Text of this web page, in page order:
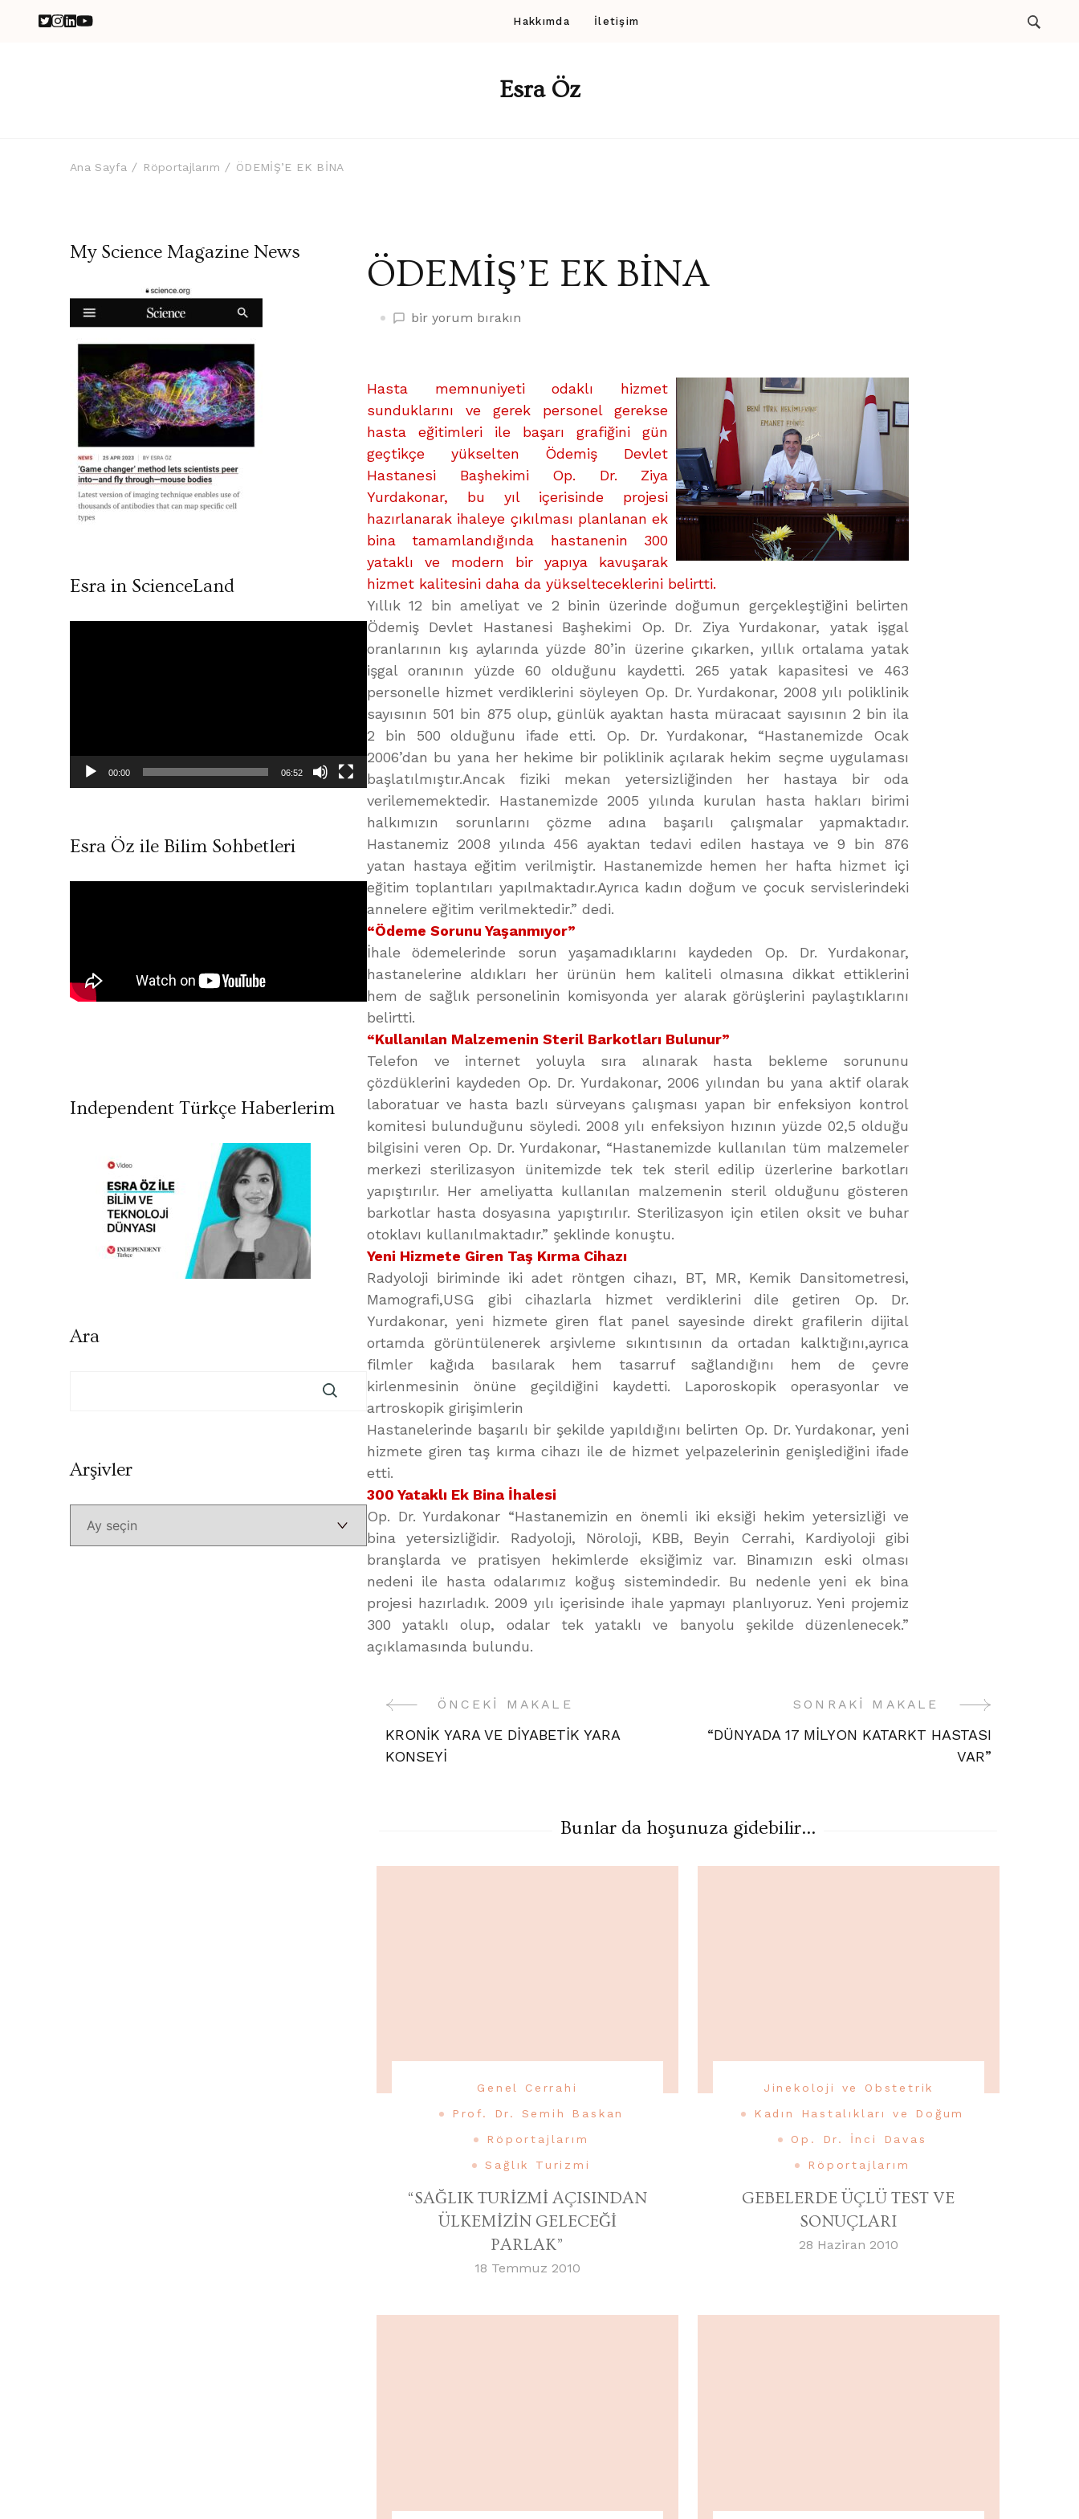
Hakkımda İletişim
Esra Öz
Ana Sayfa Röportajlarım ÖDEMİŞ’E EK BİNA
ÖDEMİŞ’E EK BİNA
ÖDEMİŞ’E
bir yorum bırakın
Hasta memnuniyeti odaklı hizmet
sunduklarını ve gerek personel gerekse
hasta eğitimleri ile başarı grafiğini gün
geçtikçe yükselten Ödemiş Devlet
Hastanesi Başhekimi Op. Dr. Ziya
Yurdakonar, bu yıl içerisinde projesi
hazırlanarak ihaleye çıkılması planlanan ek
bina tamamlandığında hastanenin 300
yataklı ve modern bir yapıya kavuşarak
hizmet kalitesini daha da yükselteceklerini belirtti.
Yıllık 12 bin ameliyat ve 2 binin üzerinde doğumun gerçekleştiğini belirten
Ödemiş Devlet Hastanesi Başhekimi Op. Dr. Ziya Yurdakonar, yatak işgal
oranlarının kış aylarında yüzde 80’in üzerine çıkarken, yıllık ortalama yatak
işgal oranının yüzde 60 olduğunu kaydetti. 265 yatak kapasitesi ve 463
personelle hizmet verdiklerini söyleyen Op. Dr. Yurdakonar, 2008 yılı poliklinik
sayısının 501 bin 875 olup, günlük ayaktan hasta müracaat sayısının 2 bin ila
2 bin 500 olduğunu ifade etti. Op. Dr. Yurdakonar, “Hastanemizde Ocak
2006’dan bu yana her hekime bir poliklinik açılarak hekim seçme uygulaması
başlatılmıştır.Ancak fiziki mekan yetersizliğinden her hastaya bir oda
verilememektedir. Hastanemizde 2005 yılında kurulan hasta hakları birimi
halkımızın sorunlarını çözme adına başarılı çalışmalar yapmaktadır.
Hastanemiz 2008 yılında 456 ayaktan tedavi edilen hastaya ve 9 bin 876
yatan hastaya eğitim verilmiştir. Hastanemizde hemen her hafta hizmet içi
eğitim toplantıları yapılmaktadır.Ayrıca kadın doğum ve çocuk servislerindeki
annelere eğitim verilmektedir.” dedi.
“Ödeme Sorunu Yaşanmıyor”
İhale ödemelerinde sorun yaşamadıklarını kaydeden Op. Dr. Yurdakonar,
hastanelerine aldıkları her ürünün hem kaliteli olmasına dikkat ettiklerini
hem de sağlık personelinin komisyonda yer alarak görüşlerini paylaştıklarını
belirtti.
“Kullanılan Malzemenin Steril Barkotları Bulunur”
Telefon ve internet yoluyla sıra alınarak hasta bekleme sorununu
çözdüklerini kaydeden Op. Dr. Yurdakonar, 2006 yılından bu yana aktif olarak
laboratuar ve hasta bazlı sürveyans çalışması yapan bir enfeksiyon kontrol
komitesi bulunduğunu söyledi. 2008 yılı enfeksiyon hızının yüzde 02,5 olduğu
bilgisini veren Op. Dr. Yurdakonar, “Hastanemizde kullanılan tüm malzemeler
merkezi sterilizasyon ünitemizde tek tek steril edilip üzerlerine barkotları
yapıştırılır. Her ameliyatta kullanılan malzemenin steril olduğunu gösteren
barkotlar hasta dosyasına yapıştırılır. Sterilizasyon için etilen oksit ve buhar
otoklavı kullanılmaktadır.” şeklinde konuştu.
Yeni Hizmete Giren Taş Kırma Cihazı
Radyoloji biriminde iki adet röntgen cihazı, BT, MR, Kemik Dansitometresi,
Mamografi,USG gibi cihazlarla hizmet verdiklerini dile getiren Op. Dr.
Yurdakonar, yeni hizmete giren flat panel sayesinde direkt grafilerin dijital
ortamda görüntülenerek arşivleme sıkıntısının da ortadan kalktığını,ayrıca
filmler kağıda basılarak hem tasarruf sağlandığını hem de çevre
kirlenmesinin önüne geçildiğini kaydetti. Laporoskopik operasyonlar ve
artroskopik girişimlerin
Hastanelerinde başarılı bir şekilde yapıldığını belirten Op. Dr. Yurdakonar, yeni
hizmete giren taş kırma cihazı ile de hizmet yelpazelerinin genişlediğini ifade
etti.
300 Yataklı Ek Bina İhalesi
Op. Dr. Yurdakonar “Hastanemizin en önemli iki eksiği hekim yetersizliği ve
bina yetersizliğidir. Radyoloji, Nöroloji, KBB, Beyin Cerrahi, Kardiyoloji gibi
branşlarda ve pratisyen hekimlerde eksiğimiz var. Binamızın eski olması
nedeni ile hasta odalarımız koğuş sistemindedir. Bu nedenle yeni ek bina
projesi hazırladık. 2009 yılı içerisinde ihale yapmayı planlıyoruz. Yeni projemiz
300 yataklı olup, odalar tek yataklı ve banyolu şekilde düzenlenecek.”
açıklamasında bulundu.
Yazı
Gezinme
ÖNCEKI MAKALE
KRONİK YARA VE DİYABETİK YARA
KONSEYİ
SONRAKI MAKALE
“DÜNYADA 17 MİLYON KATARKT HASTASI
VAR”
Bunlar da hoşunuza gidebilir...
Genel Cerrahi
Prof. Dr. Semih Baskan
Röportajlarım
Sağlık Turizmi
“SAĞLIK TURİZMİ AÇISINDAN
ÜLKEMİZİN GELECEĞİ
PARLAK”
18 Temmuz 2010
Jinekoloji ve Obstetrik
Kadın Hastalıkları ve Doğum
Op. Dr. İnci Davas
Röportajlarım
GEBELERDE ÜÇLÜ TEST VE
SONUÇLARI
28 Haziran 2010
My Science Magazine News
Esra in ScienceLand
00:00 06:52
Esra Öz ile Bilim Sohbetleri
Independent Türkçe Haberlerim
Ara
ArşivlerArşivler